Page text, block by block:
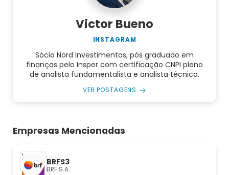
Victor Bueno
INSTAGRAM
Sócio Nord Investimentos, pós graduado em
finanças pelo Insper com certificação CNPI pleno
de analista fundamentalista e analista técnico.
VER POSTAGENS
Empresas Mencionadas
BRFS3
BRF S.A.